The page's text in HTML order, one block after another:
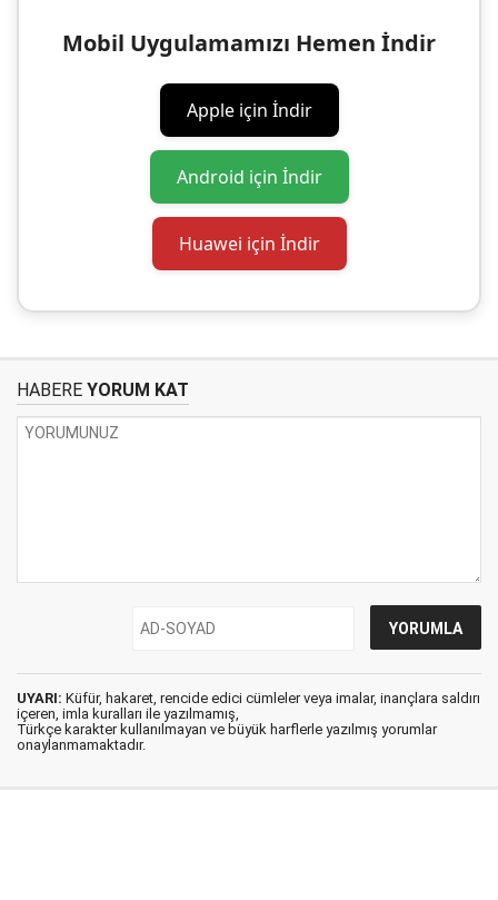
Mobil Uygulamamızı Hemen İndir
Apple için İndir
Android için İndir
Huawei için İndir
HABERE YORUM KAT
UYARI: Küfür, hakaret, rencide edici cümleler veya imalar, inançlara saldırı
içeren, imla kuralları ile yazılmamış,
Türkçe karakter kullanılmayan ve büyük harflerle yazılmış yorumlar
onaylanmamaktadır.